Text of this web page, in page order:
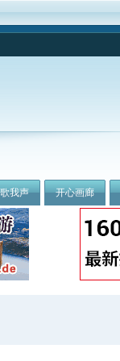
我声 开心画廊